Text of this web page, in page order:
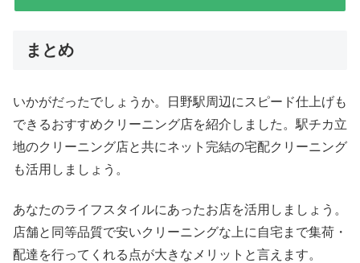
まとめ
いかがだったでしょうか。日野駅周辺にスピード仕上げも
できるおすすめクリーニング店を紹介しました。駅チカ立
地のクリーニング店と共にネット完結の宅配クリーニング
も活用しましょう。
あなたのライフスタイルにあったお店を活用しましょう。
店舗と同等品質で安いクリーニングな上に自宅まで集荷・
配達を行ってくれる点が大きなメリットと言えます。